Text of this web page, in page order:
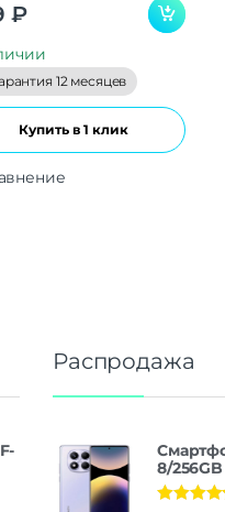
₽
12 месяцев
Купить в 1 клик
Распродажа
8/